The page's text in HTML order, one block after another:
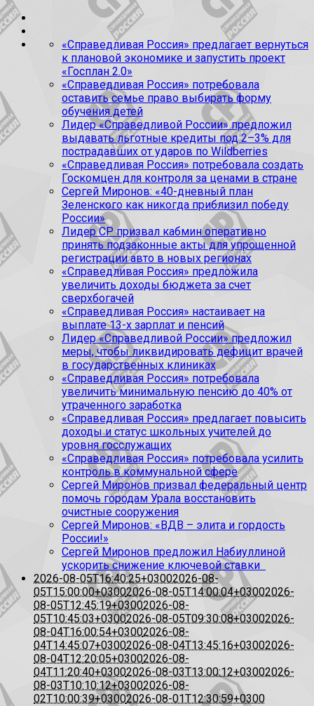
«Справедливая Россия» предлагает вернуться
к плановой экономике и запустить проект
«Госплан 2.0»
«Справедливая Россия» потребовала
оставить семье право выбирать форму
обучения детей
Лидер «Справедливой России» предложил
выдавать льготные кредиты под 2–3% для
пострадавших от ударов по Wildberries
«Справедливая Россия» потребовала создать
Госкомцен для контроля за ценами в стране
Сергей Миронов: «40-дневный план
Зеленского как никогда приблизил победу
России»
Лидер СР призвал кабмин оперативно
принять подзаконные акты для упрощенной
регистрации авто в новых регионах
«Справедливая Россия» предложила
увеличить доходы бюджета за счет
сверхбогачей
«Справедливая Россия» настаивает на
выплате 13-х зарплат и пенсий
Лидер «Справедливой России» предложил
меры, чтобы ликвидировать дефицит врачей
в государственных клиниках
«Справедливая Россия» потребовала
увеличить минимальную пенсию до 40% от
утраченного заработка
«Справедливая Россия» предлагает повысить
доходы и статус школьных учителей до
уровня госслужащих
«Справедливая Россия» потребовала усилить
контроль в коммунальной сфере
Сергей Миронов призвал федеральный центр
помочь городам Урала восстановить
очистные сооружения
Сергей Миронов: «ВДВ – элита и гордость
России!»
Сергей Миронов предложил Набиуллиной
ускорить снижение ключевой ставки
2026-08-05T16:40:25+03002026-08-
05T15:00:00+03002026-08-05T14:00:04+03002026-
08-05T12:45:19+03002026-08-
05T10:45:03+03002026-08-05T09:30:08+03002026-
08-04T16:00:54+03002026-08-
04T14:45:07+03002026-08-04T13:45:16+03002026-
08-04T12:20:05+03002026-08-
04T11:20:40+03002026-08-03T13:00:12+03002026-
08-03T10:10:12+03002026-08-
02T10:00:39+03002026-08-01T12:30:59+0300